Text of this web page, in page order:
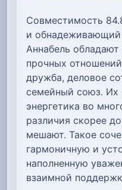
Совместимость
и обнадеживающий
Аннабель
прочных
дружба, деловое
семейный союз. Их
энергетика во
различия скорее
мешают. Такое
гармоничную и
наполненную
взаимной